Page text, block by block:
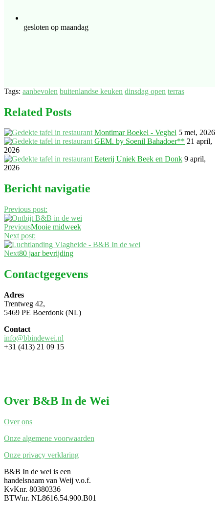
gesloten op maandag
Tags: aanbevolen buitenlandse keuken dinsdag open terras
Related Posts
Montimar Boekel - Veghel 5 mei, 2026
GEM. by Soenil Bahadoer** 21 april,
2026
Eeterij Uniek Beek en Donk 9 april,
2026
Bericht navigatie
Previous post:
PreviousMooie midweek
Next post:
Next80 jaar bevrijding
Contactgegevens
Adres
Trentweg 42,
5469 PE Boerdonk (NL)
Contact
info@bbindewei.nl
+31 (413) 21 09 15
Over B&B In de Wei
Over ons
Onze algemene voorwaarden
Onze privacy verklaring
B&B In de wei is een
handelsnaam van Weij v.o.f.
KvKnr. 80380336
BTWnr. NL8616.54.900.B01